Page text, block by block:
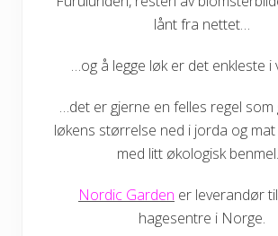
lånt fra nettet…
…og å legge løk er det enkleste i
…det er gjerne en felles regel som
løkens størrelse ned i jorda og
med litt økologisk
Nordic Garden er leverandør
hagesentre i Norge.